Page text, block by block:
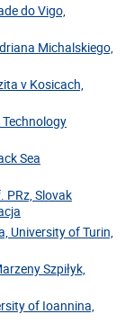
do Vigo,
Michalskiego,
v Kosicach,
Sea
PRz, Slovak
University of Turin,
Szpiłyk,
of Ioannina,